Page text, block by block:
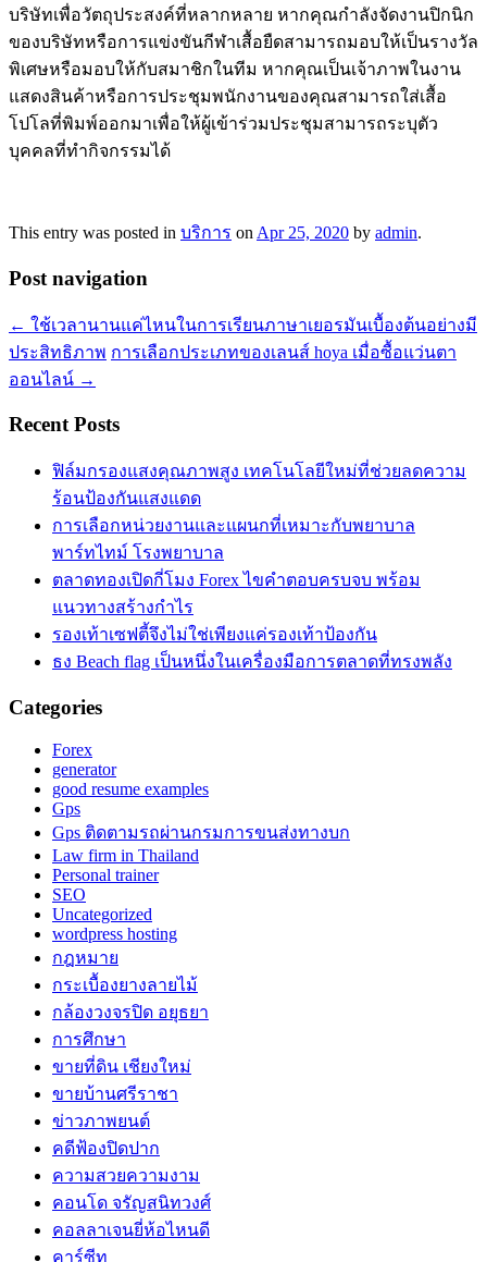
บริษัทเพื่อวัตถุประสงค์ที่หลากหลาย หากคุณกำลังจัดงานปิกนิก
ของบริษัทหรือการแข่งขันกีฬาเสื้อยืดสามารถมอบให้เป็นรางวัล
พิเศษหรือมอบให้กับสมาชิกในทีม หากคุณเป็นเจ้าภาพในงาน
แสดงสินค้าหรือการประชุมพนักงานของคุณสามารถใส่เสื้อ
โปโลที่พิมพ์ออกมาเพื่อให้ผู้เข้าร่วมประชุมสามารถระบุตัว
บุคคลที่ทำกิจกรรมได้
This entry was posted in บริการ on Apr 25, 2020 by admin.
Post navigation
← ใช้เวลานานแค่ไหนในการเรียนภาษาเยอรมันเบื้องต้นอย่างมี
ประสิทธิภาพ การเลือกประเภทของเลนส์ hoya เมื่อซื้อแว่นตา
ออนไลน์ →
Recent Posts
ฟิล์มกรองแสงคุณภาพสูง เทคโนโลยีใหม่ที่ช่วยลดความ
ร้อนป้องกันแสงแดด
การเลือกหน่วยงานและแผนกที่เหมาะกับพยาบาล
พาร์ทไทม์ โรงพยาบาล
ตลาดทองเปิดกี่โมง Forex ไขคำตอบครบจบ พร้อม
แนวทางสร้างกำไร
รองเท้าเซฟตี้จึงไม่ใช่เพียงแค่รองเท้าป้องกัน
ธง Beach flag เป็นหนึ่งในเครื่องมือการตลาดที่ทรงพลัง
Categories
Forex
generator
good resume examples
Gps
Gps ติดตามรถผ่านกรมการขนส่งทางบก
Law firm in Thailand
Personal trainer
SEO
Uncategorized
wordpress hosting
กฎหมาย
กระเบื้องยางลายไม้
กล้องวงจรปิด อยุธยา
การศึกษา
ขายที่ดิน เชียงใหม่
ขายบ้านศรีราชา
ข่าวภาพยนต์
คดีฟ้องปิดปาก
ความสวยความงาม
คอนโด จรัญสนิทวงศ์
คอลลาเจนยี่ห้อไหนดี
คาร์ซีท